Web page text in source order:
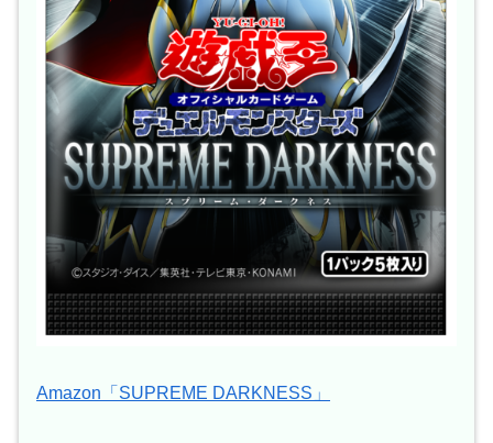
Amazon「SUPREME DARKNESS」